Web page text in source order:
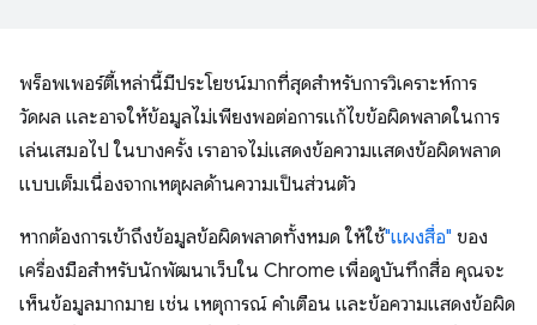
พร็อพเพอร์ตี้เหล่านี้มีประโยชน์มากที่สุดสําหรับการวิเคราะห์การ
วัดผล และอาจให้ข้อมูลไม่เพียงพอต่อการแก้ไขข้อผิดพลาดในการ
เล่นเสมอไป ในบางครั้ง เราอาจไม่แสดงข้อความแสดงข้อผิดพลาด
แบบเต็มเนื่องจากเหตุผลด้านความเป็นส่วนตัว
หากต้องการเข้าถึงข้อมูลข้อผิดพลาดทั้งหมด ให้ใช้"แผงสื่อ" ของ
เครื่องมือสำหรับนักพัฒนาเว็บใน Chrome เพื่อดูบันทึกสื่อ คุณจะ
เห็นข้อมูลมากมาย เช่น เหตุการณ์ คำเตือน และข้อความแสดงข้อผิด